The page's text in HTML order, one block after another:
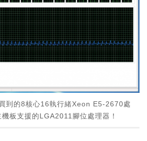
到的8核心16執行緒Xeon E5-2670處
板支援的LGA2011腳位處理器！